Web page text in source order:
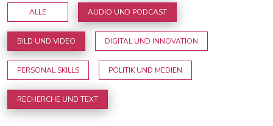
ALLE AUDIO UND PODCAST
BILD UND VIDEO DIGITAL UND INNOVATION
PERSONAL SKILLS POLITIK UND MEDIEN
RECHERCHE UND TEXT